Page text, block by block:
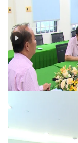
Ngân hàng
nhiệm kỳ